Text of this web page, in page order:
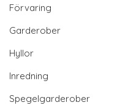
Förvaring
Garderober
Hyllor
Inredning
Spegelgarderober